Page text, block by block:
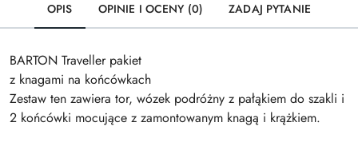
OPIS OPINIE I OCENY (0) ZADAJ PYTANIE
BARTON Traveller pakiet
z knagami na końcówkach
Zestaw ten zawiera tor, wózek podróżny z pałąkiem do szakli i
2 końcówki mocujące z zamontowanym knagą i krążkiem.